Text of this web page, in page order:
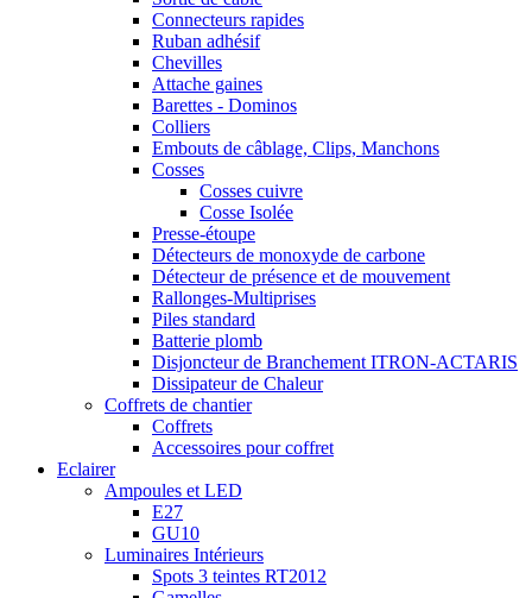
Connecteurs rapides
Ruban adhésif
Chevilles
Attache gaines
Barettes - Dominos
Colliers
Embouts de câblage, Clips, Manchons
Cosses
Cosses cuivre
Cosse Isolée
Presse-étoupe
Détecteurs de monoxyde de carbone
Détecteur de présence et de mouvement
Rallonges-Multiprises
Piles standard
Batterie plomb
Disjoncteur de Branchement ITRON-ACTARIS
Dissipateur de Chaleur
Coffrets de chantier
Coffrets
Accessoires pour coffret
Eclairer
Ampoules et LED
E27
GU10
Luminaires Intérieurs
Spots 3 teintes RT2012